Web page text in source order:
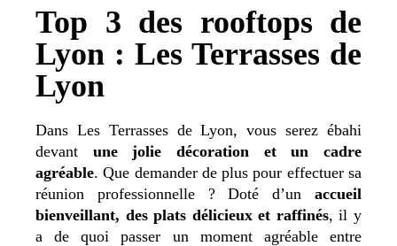
Top 3 des rooftops de
Lyon : Les Terrasses de
Lyon
Dans Les Terrasses de Lyon, vous serez ébahi
devant une jolie décoration et un cadre
agréable. Que demander de plus pour effectuer sa
réunion professionnelle ? Doté d’un accueil
bienveillant, des plats délicieux et raffinés, il y
a de quoi passer un moment agréable entre